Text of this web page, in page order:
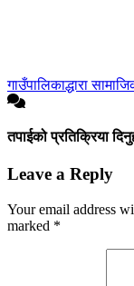
गाउँपालिकाद्धारा
तपाईको प्रतिक्रिया
Leave a Reply
Your email address
marked *